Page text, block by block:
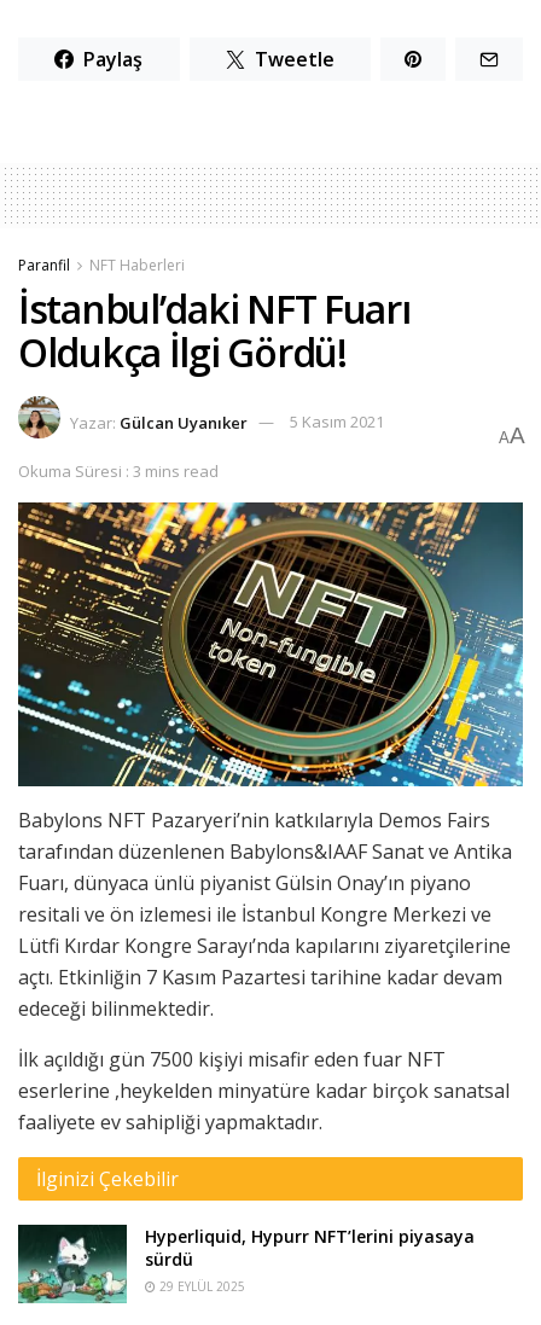
Paylaş Tweetle
Paranfil NFT Haberleri
İstanbul’daki NFT Fuarı
Oldukça İlgi Gördü!
Yazar: Gülcan Uyanıker 5 Kasım 2021
Okuma Süresi : 3 mins read
AA
Babylons NFT Pazaryeri’nin katkılarıyla Demos Fairs
tarafından düzenlenen Babylons&IAAF Sanat ve Antika
Fuarı, dünyaca ünlü piyanist Gülsin Onay’ın piyano
resitali ve ön izlemesi ile İstanbul Kongre Merkezi ve
Lütfi Kırdar Kongre Sarayı’nda kapılarını ziyaretçilerine
açtı. Etkinliğin 7 Kasım Pazartesi tarihine kadar devam
edeceği bilinmektedir.
İlk açıldığı gün 7500 kişiyi misafir eden fuar NFT
eserlerine ,heykelden minyatüre kadar birçok sanatsal
faaliyete ev sahipliği yapmaktadır.
İlginizi Çekebilir
Hyperliquid, Hypurr NFT’lerini piyasaya
sürdü
29 EYLÜL 2025